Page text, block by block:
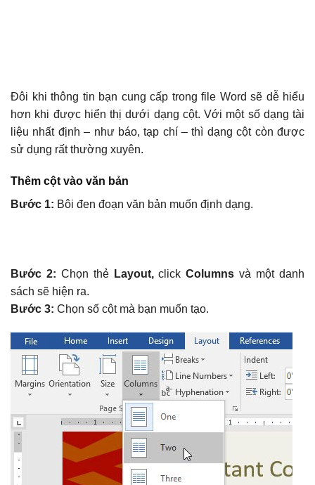
Đôi khi thông tin bạn cung cấp trong file Word sẽ dễ hiểu
hơn khi được hiển thị dưới dạng cột. Với một số dạng tài
liệu nhất định – như báo, tạp chí – thì dạng cột còn được
sử dụng rất thường xuyên.
Thêm cột vào văn bản
Bước 1: Bôi đen đoạn văn bản muốn định dạng.
Bước 2: Chọn thẻ Layout,clickColumns và một danh
sách sẽ hiện ra.
Bước 3: Chọn số cột mà bạn muốn tạo.